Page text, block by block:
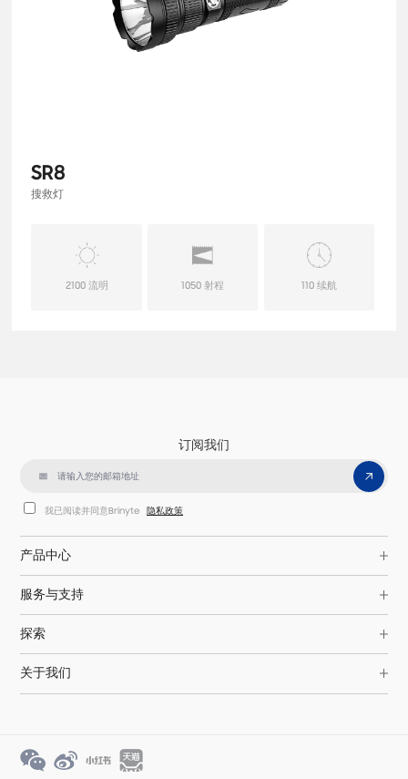
SR8
搜救灯
2100 流明 1050 射程 110 续航
订阅我们
我已阅读并同意Brinyte 隐私政策
产品中心
服务与支持
探索
关于我们